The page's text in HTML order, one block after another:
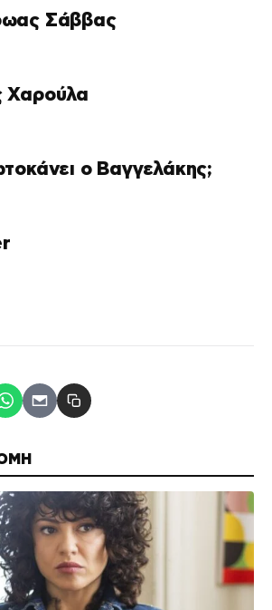
Σάββας
Χαρούλα
ο Βαγγελάκης;